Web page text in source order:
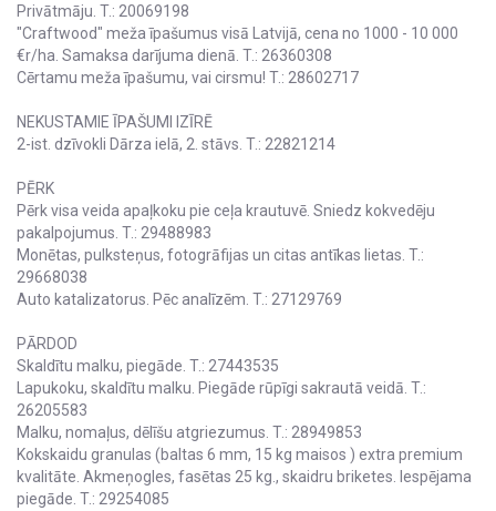
Privātmāju. T.: 20069198
"Craftwood" meža īpašumus visā Latvijā, cena no 1000 - 10 000
€r/ha. Samaksa darījuma dienā. T.: 26360308
Cērtamu meža īpašumu, vai cirsmu! T.: 28602717
NEKUSTAMIE ĪPAŠUMI IZĪRĒ
2-ist. dzīvokli Dārza ielā, 2. stāvs. T.: 22821214
PĒRK
Pērk visa veida apaļkoku pie ceļa krautuvē. Sniedz kokvedēju
pakalpojumus. T.: 29488983
Monētas, pulksteņus, fotogrāfijas un citas antīkas lietas. T.:
29668038
Auto katalizatorus. Pēc analīzēm. T.: 27129769
PĀRDOD
Skaldītu malku, piegāde. T.: 27443535
Lapukoku, skaldītu malku. Piegāde rūpīgi sakrautā veidā. T.:
26205583
Malku, nomaļus, dēlīšu atgriezumus. T.: 28949853
Kokskaidu granulas (baltas 6 mm, 15 kg maisos ) extra premium
kvalitāte. Akmeņogles, fasētas 25 kg., skaidru briketes. Iespējama
piegāde. T.: 29254085